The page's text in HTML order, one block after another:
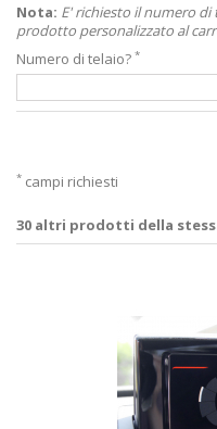
Nota: E' richiesto il numero di
prodotto personalizzato al
Numero di telaio? *
* campi richiesti
30 altri prodotti della